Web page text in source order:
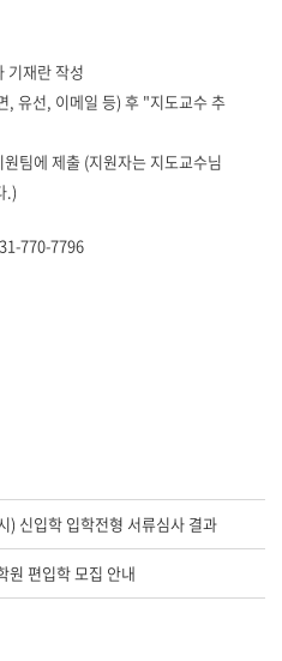
기재란 작성
,유선, 이메일 등)후 "지도교수 추
팀에 제출 (지원자는 지도교수님
.)
770-7796
) 신입학 입학전형 서류심사 결과
원 편입학 모집 안내